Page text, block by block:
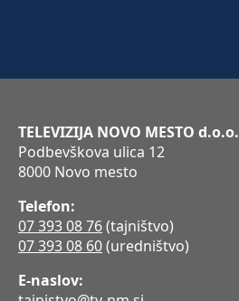
TELEVIZIJA NOVO MESTO d.o.o.
Podbevškova ulica 12
8000 Novo mesto
Telefon:
07 393 08 76(tajništvo)
07 393 08 60(uredništvo)
E-naslov: